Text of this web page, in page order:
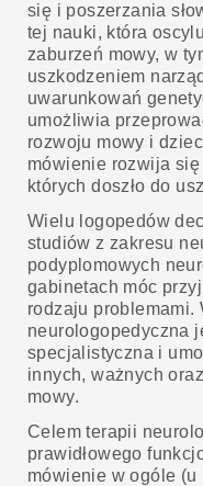
się i poszerzania
tej nauki, która
zaburzeń mowy, w
uszkodzeniem
uwarunkowań
umożliwia
rozwoju mowy i
mówienie rozwija
których doszło do
Wielu logopedów
studiów z zakresu
podyplomowych
gabinetach móc
rodzaju problemami.
neurologopedyczna
specjalistyczna i
innych, ważnych
mowy.
Celem terapii
prawidłowego
mówienie w ogóle